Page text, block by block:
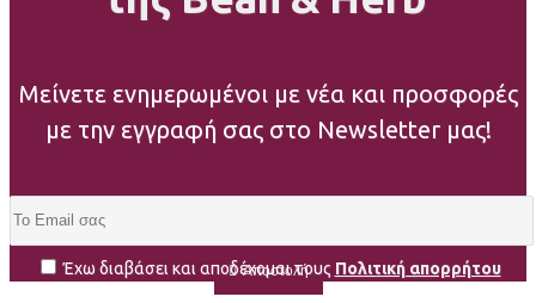
Μείνετε ενημερωμένοι με νέα και προσφορές
με την εγγραφή σας στο Newsletter μας!
Αποστολή
Έχω διαβάσει και αποδέχομαι τους Πολιτική απορρήτου